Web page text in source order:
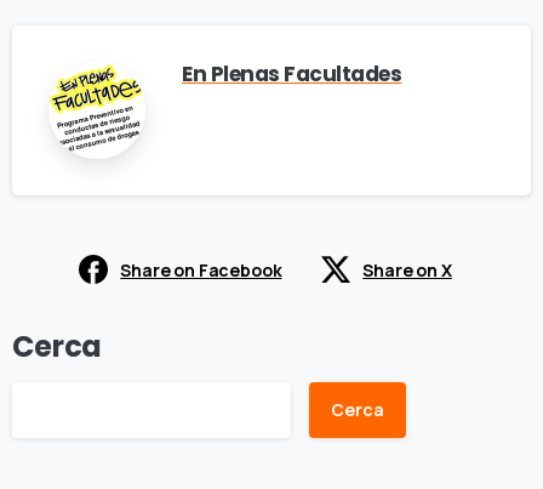
En Plenas Facultades
Share on Facebook Share on X
Cerca
Cerca